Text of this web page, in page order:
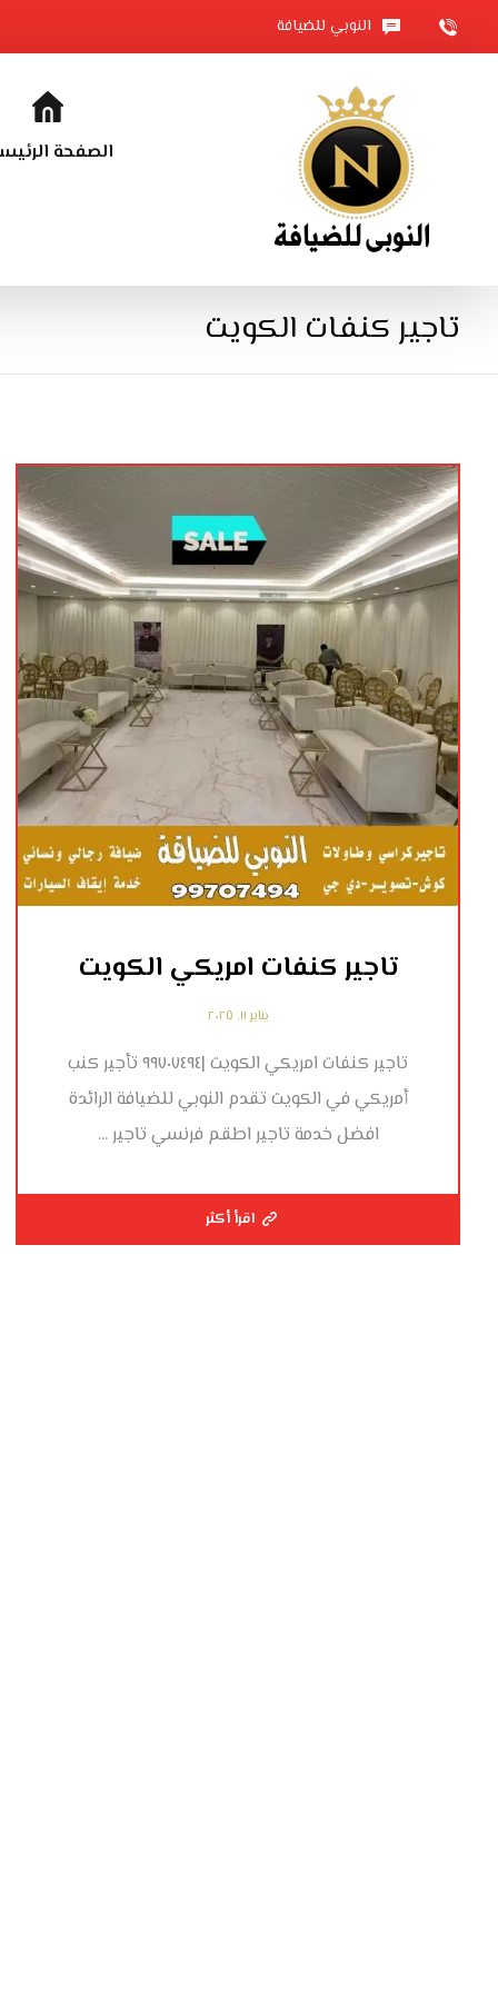
النوبي للضيافة
الصفحة
تاجير كنفات الكويت
تاجير كنفات امريكي الكويت
يناير ١١, ٢٠٢٥
تاجير كنفات امريكي الكويت |٩٩٧٠٧٤٩٤ تأجير كنب
أمريكي في الكويت تقدم النوبي للضيافة الرائدة
افضل خدمة تاجير اطقم فرنسي تاجير ...
اقرأ أكثر